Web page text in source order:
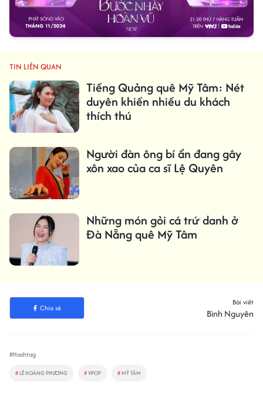
TIN LIÊN QUAN
Tiếng Quảng quê Mỹ Tâm: Nét
duyên khiến nhiều du khách
thích thú
Người đàn ông bí ẩn đang gây
xôn xao của ca sĩ Lệ Quyên
Những món gỏi cá trứ danh ở
Đà Nẵng quê Mỹ Tâm
Chia sẻ
Bài viết
Bình Nguyên
#Hashtag
# LÊ HOÀNG PHƯƠNG #VPOP # MỸ TÂM